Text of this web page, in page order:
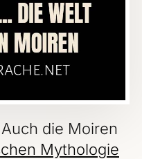
die Moiren
Mythologie